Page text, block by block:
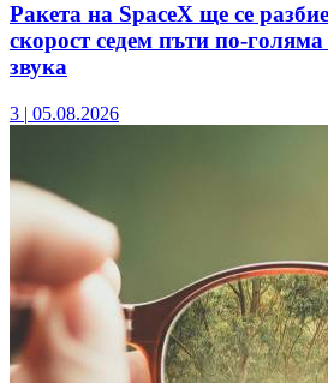
Ракета на SpaceX ще се
скорост седем пъти по-
звука
3 | 05.08.2026